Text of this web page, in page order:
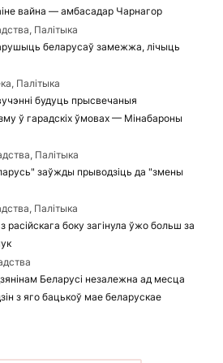
вайна — амбасадар Чарнагор
Палітыка
беларусаў замежжа, лічыць
Палітыка
будуць прысвечаныя
ў гарадскіх ўмовах — Мінабароны
Палітыка
заўжды прыводзіць да "змены
Палітыка
расійскага боку загінула ўжо больш за
Беларусі незалежна ад месца
з яго бацькоў мае беларускае